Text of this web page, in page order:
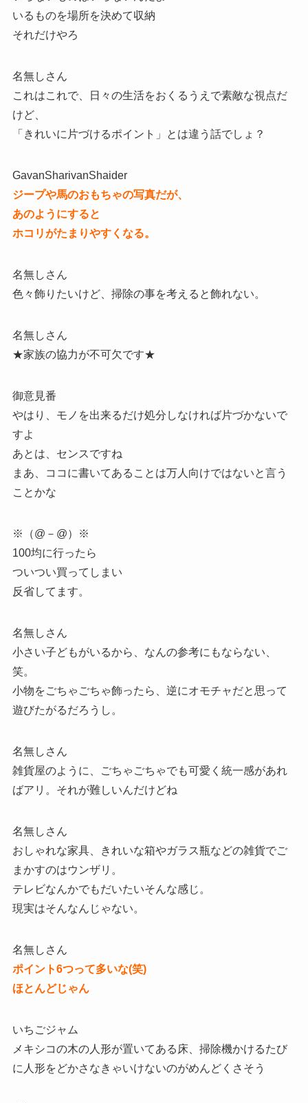
いるものを場所を決めて収納
それだけやろ
名無しさん
これはこれで、日々の生活をおくるうえで素敵な視点だ
けど、
「きれいに片づけるポイント」とは違う話でしょ？
GavanSharivanShaider
ジープや馬のおもちゃの写真だが、
あのようにすると
ホコリがたまりやすくなる。
名無しさん
色々飾りたいけど、掃除の事を考えると飾れない。
名無しさん
★家族の協力が不可欠です★
御意見番
やはり、モノを出来るだけ処分しなければ片づかないで
すよ
あとは、センスですね
まあ、ココに書いてあることは万人向けではないと言う
ことかな
※（@－@）※
100均に行ったら
ついつい買ってしまい
反省してます。
名無しさん
小さい子どもがいるから、なんの参考にもならない、
笑。
小物をごちゃごちゃ飾ったら、逆にオモチャだと思って
遊びたがるだろうし。
名無しさん
雑貨屋のように、ごちゃごちゃでも可愛く統一感があれ
ばアリ。それが難しいんだけどね
名無しさん
おしゃれな家具、きれいな箱やガラス瓶などの雑貨でご
まかすのはウンザリ。
テレビなんかでもだいたいそんな感じ。
現実はそんなんじゃない。
名無しさん
ポイント6つって多いな(笑)
ほとんどじゃん
いちごジャム
メキシコの木の人形が置いてある床、掃除機かけるたび
に人形をどかさなきゃいけないのがめんどくさそう